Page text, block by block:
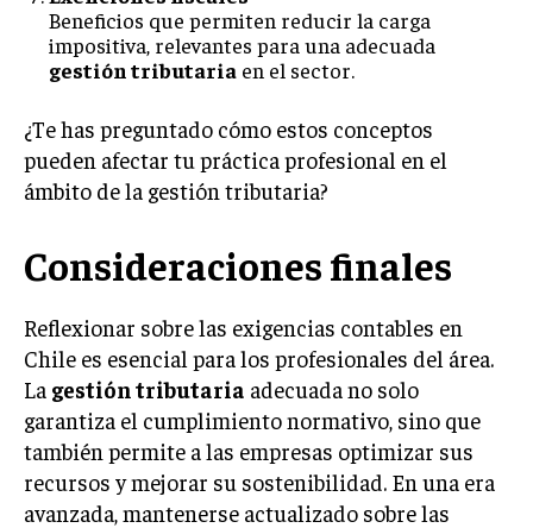
Beneficios que permiten reducir la carga
impositiva, relevantes para una adecuada
gestión tributaria en el sector.
¿Te has preguntado cómo estos conceptos
pueden afectar tu práctica profesional en el
ámbito de la gestión tributaria?
Consideraciones finales
Reflexionar sobre las exigencias contables en
Chile es esencial para los profesionales del área.
La gestión tributaria adecuada no solo
garantiza el cumplimiento normativo, sino que
también permite a las empresas optimizar sus
recursos y mejorar su sostenibilidad. En una era
avanzada, mantenerse actualizado sobre las